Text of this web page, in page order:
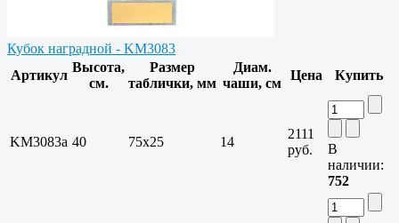
Кубок наградной - KM3083
Артикул
Высота,
см.
Размер
таблички, мм
Диам.
чаши, см
Цена Купить
KM3083a 40 75х25 14
2111
руб.
В
наличии:
752